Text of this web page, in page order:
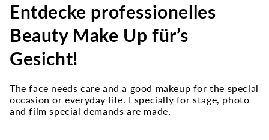
Entdecke professionelles
Beauty Make Up für’s
Gesicht!
The face needs care and a good makeup for the special
occasion or everyday life. Especially for stage, photo
and film special demands are made.